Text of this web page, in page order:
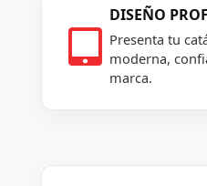

DISEÑO
Presenta tu
moderna,
marca.